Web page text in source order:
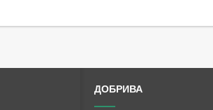
ДОБРИВА